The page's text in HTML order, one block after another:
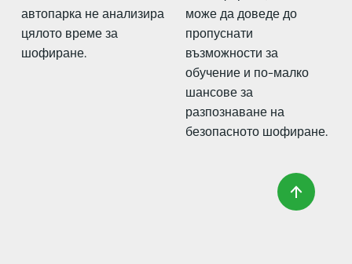
автопарка не анализира
цялото време за
шофиране.
може да доведе до
пропуснати
възможности за
обучение и по-малко
шансове за
разпознаване на
безопасното шофиране.